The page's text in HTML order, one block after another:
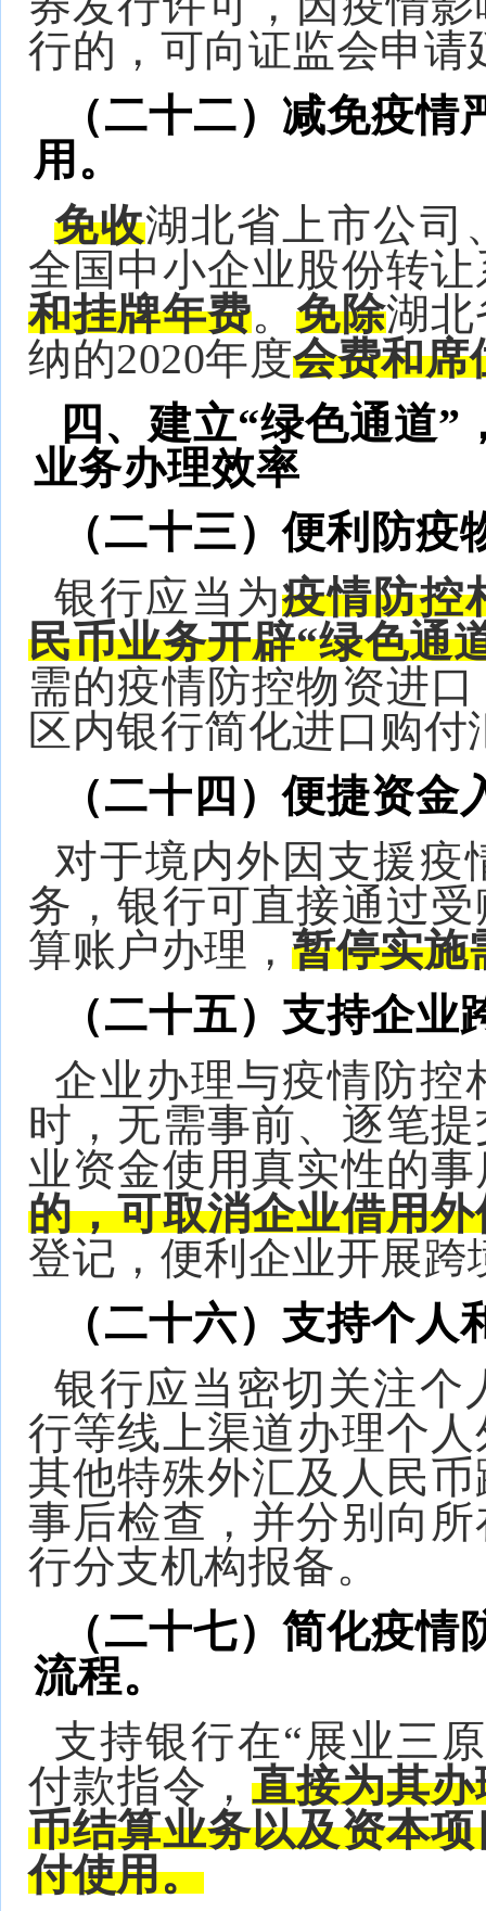
行的，可向证监会申请
（二十二）减免疫
用。
免收湖北省上市公司
全国中小企业股份转
和挂牌年费。免除湖
纳的2020年度会费和席
四、建立“绿色通道
业务办理效率
（二十三）便利防疫
银行应当为疫情防控
民币业务开辟“绿色通
需的疫情防控物资进
区内银行简化进口购
（二十四）便捷资金
对于境内外因支援疫
务，银行可直接通过
算账户办理，暂停实施
（二十五）支持企
企业办理与疫情防控
时，无需事前、逐笔
业资金使用真实性的
的，可取消企业借用
登记，便利企业开展跨
（二十六）支持个
银行应当密切关注个
行等线上渠道办理个
其他特殊外汇及人民
事后检查，并分别向
行分支机构报备。
（二十七）简化疫
流程。
支持银行在“展业三
付款指令，直接为其
币结算业务以及资本
付使用。